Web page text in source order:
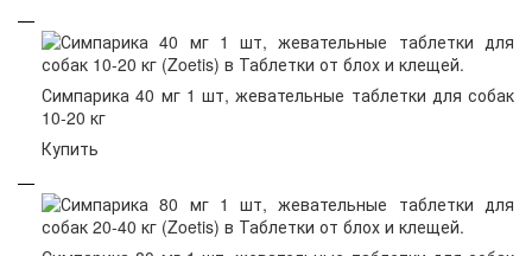
Симпарика 40 мг 1 шт, жевательные таблетки для собак
10-20 кг
Купить